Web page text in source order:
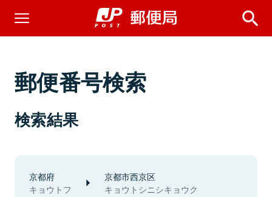
郵便番号検索
検索結果
京都府
キョウトフ
京都市西京区
キョウトシニシキョウク